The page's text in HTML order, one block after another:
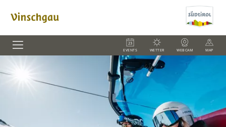
EVENTS WETTER WEBCAM MAP